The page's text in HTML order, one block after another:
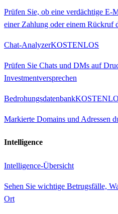
Prüfen Sie, ob eine verdächtige E-
einer Zahlung oder einem Rückruf
Chat-AnalyzerKOSTENLOS
Prüfen Sie Chats und DMs auf
Investmentversprechen
Bedrohungsdatenbank
Markierte Domains und Adressen
Intelligence
Intelligence-Übersicht
Sehen Sie wichtige Betrugsfälle,
Ort